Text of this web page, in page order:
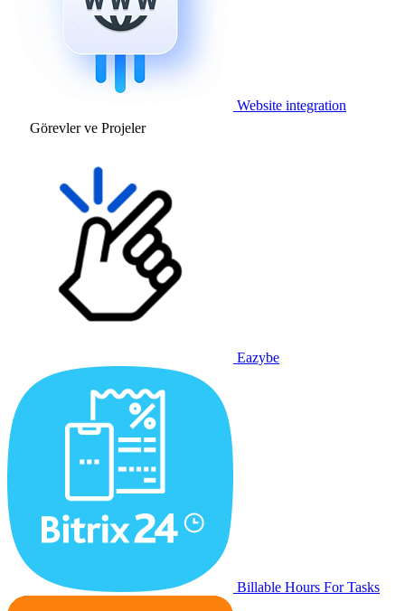
Website integration
Görevler ve Projeler
Eazybe
Billable Hours For Tasks